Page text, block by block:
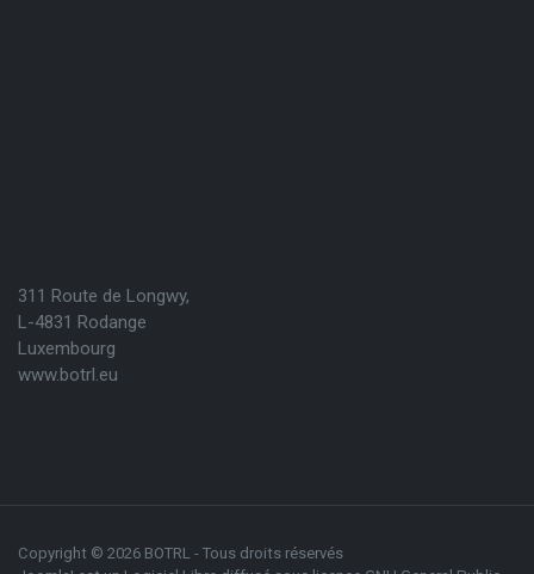
311 Route de Longwy,
L-4831 Rodange
Luxembourg
www.botrl.eu
Copyright © 2026 BOTRL - Tous droits réservés